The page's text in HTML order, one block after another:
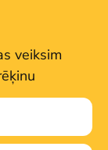
veiksim